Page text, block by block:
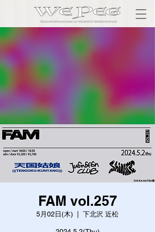
FAM vol.257
5月02日(木) 下北沢 近松